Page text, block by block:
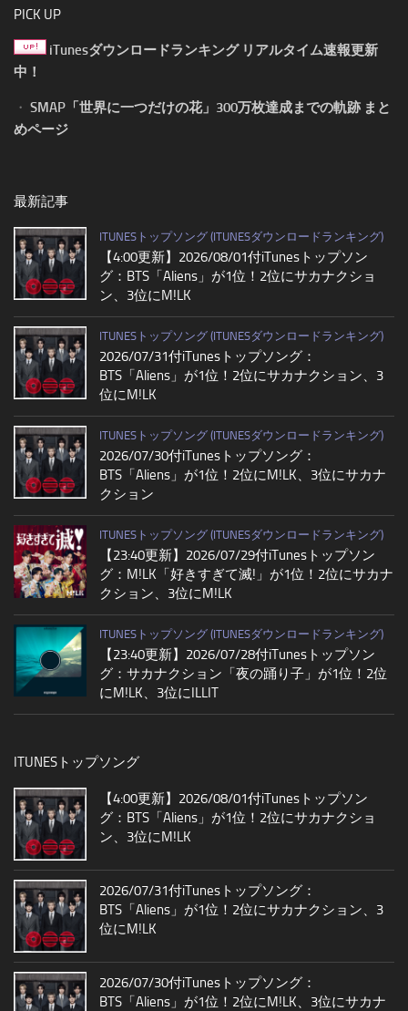
PICK UP
iTunesダウンロードランキング リアルタイム速報更新
中！
・ SMAP「世界に一つだけの花」300万枚達成までの軌跡 まと
めページ
最新記事
ITUNESトップソング (ITUNESダウンロードランキング)
【4:00更新】2026/08/01付iTunesトップソン
グ：BTS「Aliens」が1位！2位にサカナクショ
ン、3位にM!LK
ITUNESトップソング (ITUNESダウンロードランキング)
2026/07/31付iTunesトップソング：
BTS「Aliens」が1位！2位にサカナクション、3
位にM!LK
ITUNESトップソング (ITUNESダウンロードランキング)
2026/07/30付iTunesトップソング：
BTS「Aliens」が1位！2位にM!LK、3位にサカナ
クション
ITUNESトップソング (ITUNESダウンロードランキング)
【23:40更新】2026/07/29付iTunesトップソン
グ：M!LK「好きすぎて滅!」が1位！2位にサカナ
クション、3位にM!LK
ITUNESトップソング (ITUNESダウンロードランキング)
【23:40更新】2026/07/28付iTunesトップソン
グ：サカナクション「夜の踊り子」が1位！2位
にM!LK、3位にILLIT
ITUNESトップソング
【4:00更新】2026/08/01付iTunesトップソン
グ：BTS「Aliens」が1位！2位にサカナクショ
ン、3位にM!LK
2026/07/31付iTunesトップソング：
BTS「Aliens」が1位！2位にサカナクション、3
位にM!LK
2026/07/30付iTunesトップソング：
BTS「Aliens」が1位！2位にM!LK、3位にサカナ